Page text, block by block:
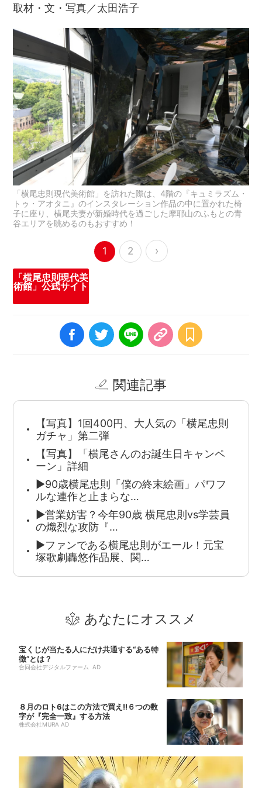
取材・文・写真／太田浩子
「横尾忠則現代美術館」を訪れた際は、4階の『キュミラズム・
トゥ・アオタニ』のインスタレーション作品の中に置かれた椅
子に座り、横尾夫妻が新婚時代を過ごした摩耶山のふもとの青
谷エリアを眺めるのもおすすめ！
1 2 ›
「横尾忠則現代美
術館」公式サイト
関連記事
【写真】1回400円、大人気の「横尾忠則
ガチャ」第二弾
【写真】「横尾さんのお誕生日キャンペ
ーン」詳細
▶90歳横尾忠則「僕の終末絵画」パワフ
ルな連作と止まらな…
▶営業妨害？今年90歳 横尾忠則vs学芸員
の熾烈な攻防『…
▶ファンである横尾忠則がエール！元宝
塚歌劇轟悠作品展、関…
あなたにオススメ
宝くじが当たる人にだけ共通する“ある特
徴”とは？
合同会社デジタルファーム AD
８月のロト6はこの方法で買え!!６つの数
字が『完全一致』する方法
株式会社MURA AD